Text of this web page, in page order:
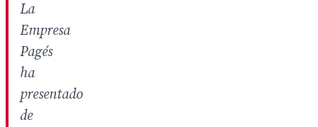
La
Empresa
Pagés
ha
presentado
de